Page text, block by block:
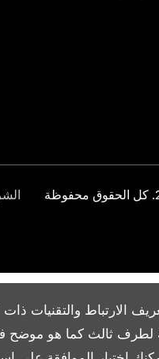
الارتباط والتقنيات
لطرف ثالث كما هو موضح